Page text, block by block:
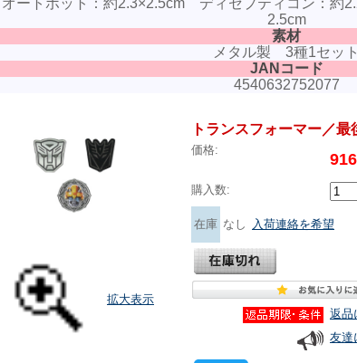
オートボット：約2.3×2.5cm ディセプティコン：約
2.5cm
素材
メタル製 3種1セット
JANコード
4540632752077
拡大表示
トランスフォーマー／
価格:
購入数:
在庫 なし 入荷連絡を希望
返品
友達